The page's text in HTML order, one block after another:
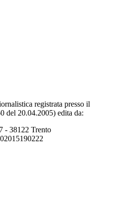
registrata presso il
del 20.04.2005) edita da:
- 38122 Trento